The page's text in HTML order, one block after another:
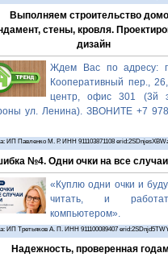
Выполняем строительство
стены, кровля.
дизайн
Ждем Вас по адресу:
Кооперативный пер.,
центр, офис 301 (3й
ул. Ленина). ЗВОНИТЕ +7
ИП Павленко М. Р. ИНН 911103871108
№4. Одни очки на все
«Куплю одни очки и
читать, и
компьютером».
ИП Третьяков А. П. ИНН 911100089407
Надежность, проверенная